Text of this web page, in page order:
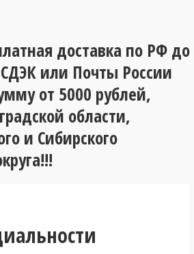
доставка по РФ до
или Почты России
от 5000 рублей,
области,
и Сибирского